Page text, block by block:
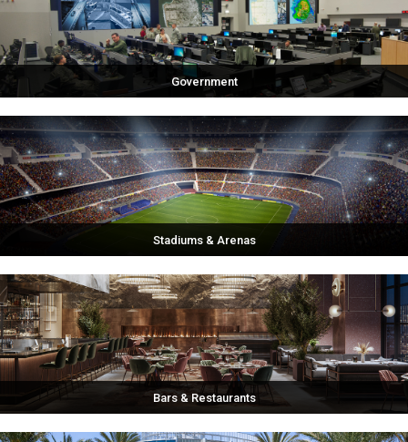
Government
Stadiums & Arenas
Bars & Restaurants